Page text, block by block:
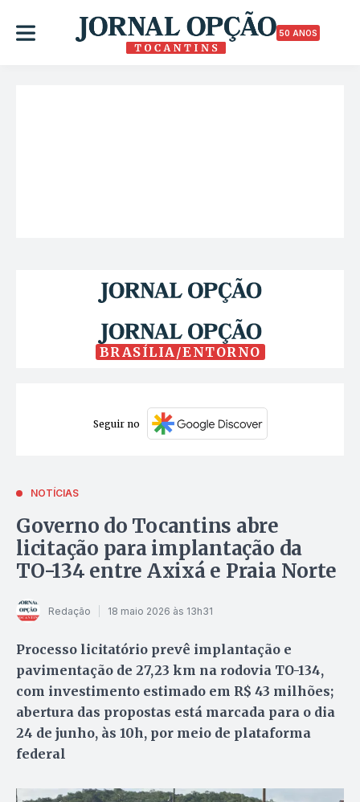
50 ANOS
BRASÍLIA/ENTORNO
Seguir no
NOTÍCIAS
Governo do Tocantins abre
licitação para implantação da
TO-134 entre Axixá e Praia Norte
Redação 18 maio 2026 às 13h31
Processo licitatório prevê implantação e
pavimentação de 27,23 km na rodovia TO-134,
com investimento estimado em R$ 43 milhões;
abertura das propostas está marcada para o dia
24 de junho, às 10h, por meio de plataforma
federal